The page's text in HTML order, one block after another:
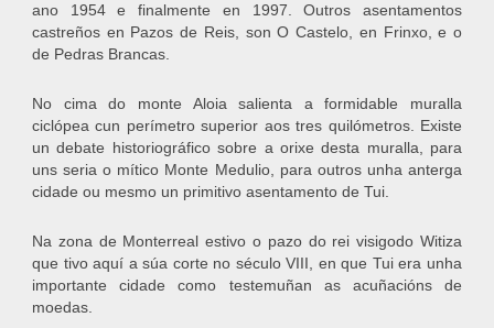
ano 1954 e finalmente en 1997. Outros asentamentos
castreños en Pazos de Reis, son O Castelo, en Frinxo, e o
de Pedras Brancas.
No cima do monte Aloia salienta a formidable muralla
ciclópea cun perímetro superior aos tres quilómetros. Existe
un debate historiográfico sobre a orixe desta muralla, para
uns seria o mítico Monte Medulio, para outros unha anterga
cidade ou mesmo un primitivo asentamento de Tui.
Na zona de Monterreal estivo o pazo do rei visigodo Witiza
que tivo aquí a súa corte no século VIII, en que Tui era unha
importante cidade como testemuñan as acuñacións de
moedas.